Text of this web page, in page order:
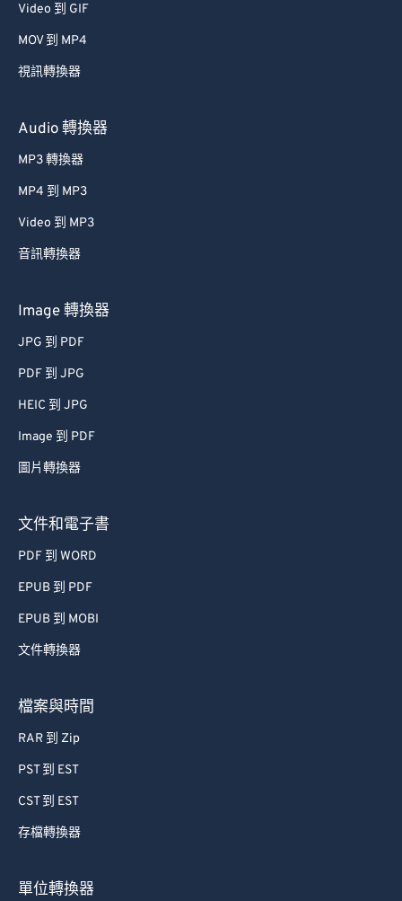
Video 到 GIF
MOV 到 MP4
視訊轉換器
Audio 轉換器
MP3 轉換器
MP4 到 MP3
Video 到 MP3
音訊轉換器
Image 轉換器
JPG 到 PDF
PDF 到 JPG
HEIC 到 JPG
Image 到 PDF
圖片轉換器
文件和電子書
PDF 到 WORD
EPUB 到 PDF
EPUB 到 MOBI
文件轉換器
檔案與時間
RAR 到 Zip
PST 到 EST
CST 到 EST
存檔轉換器
單位轉換器